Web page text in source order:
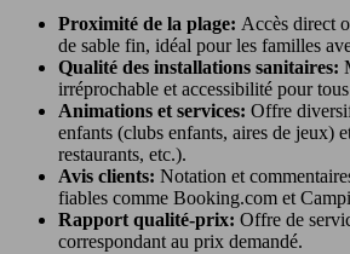
Proximité de la plage: Accès direct
de sable fin, idéal pour les familles
Qualité des installations sanitaires:
irréprochable et accessibilité pour tous
Animations et services: Offre
enfants (clubs enfants, aires de jeux)
restaurants, etc.).
Avis clients: Notation et
fiables comme Booking.com et
Rapport qualité-prix: Offre de
correspondant au prix demandé.